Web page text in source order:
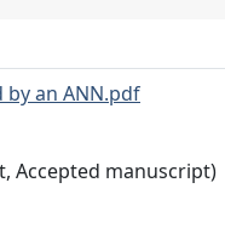
an ANN.pdf
Accepted manuscript)